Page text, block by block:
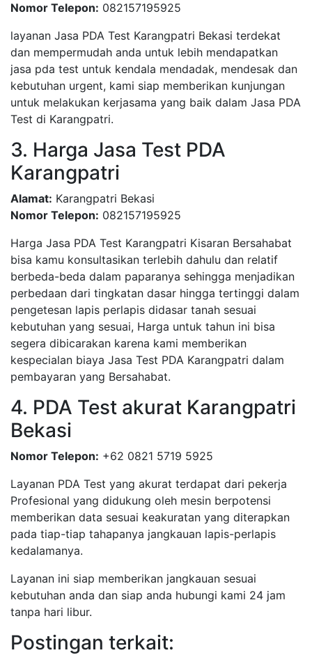
Nomor Telepon: 082157195925
layanan Jasa PDA Test Karangpatri Bekasi terdekat
dan mempermudah anda untuk lebih mendapatkan
jasa pda test untuk kendala mendadak, mendesak dan
kebutuhan urgent, kami siap memberikan kunjungan
untuk melakukan kerjasama yang baik dalam Jasa PDA
Test di Karangpatri.
3. Harga Jasa Test PDA
Karangpatri
Alamat: Karangpatri Bekasi
Nomor Telepon: 082157195925
Harga Jasa PDA Test Karangpatri Kisaran Bersahabat
bisa kamu konsultasikan terlebih dahulu dan relatif
berbeda-beda dalam paparanya sehingga menjadikan
perbedaan dari tingkatan dasar hingga tertinggi dalam
pengetesan lapis perlapis didasar tanah sesuai
kebutuhan yang sesuai, Harga untuk tahun ini bisa
segera dibicarakan karena kami memberikan
kespecialan biaya Jasa Test PDA Karangpatri dalam
pembayaran yang Bersahabat.
4. PDA Test akurat Karangpatri
Bekasi
Nomor Telepon: +62 0821 5719 5925
Layanan PDA Test yang akurat terdapat dari pekerja
Profesional yang didukung oleh mesin berpotensi
memberikan data sesuai keakuratan yang diterapkan
pada tiap-tiap tahapanya jangkauan lapis-perlapis
kedalamanya.
Layanan ini siap memberikan jangkauan sesuai
kebutuhan anda dan siap anda hubungi kami 24 jam
tanpa hari libur.
Postingan terkait: